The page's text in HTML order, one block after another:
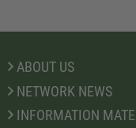
ABOUT US
NETWORK NEWS
INFORMATION